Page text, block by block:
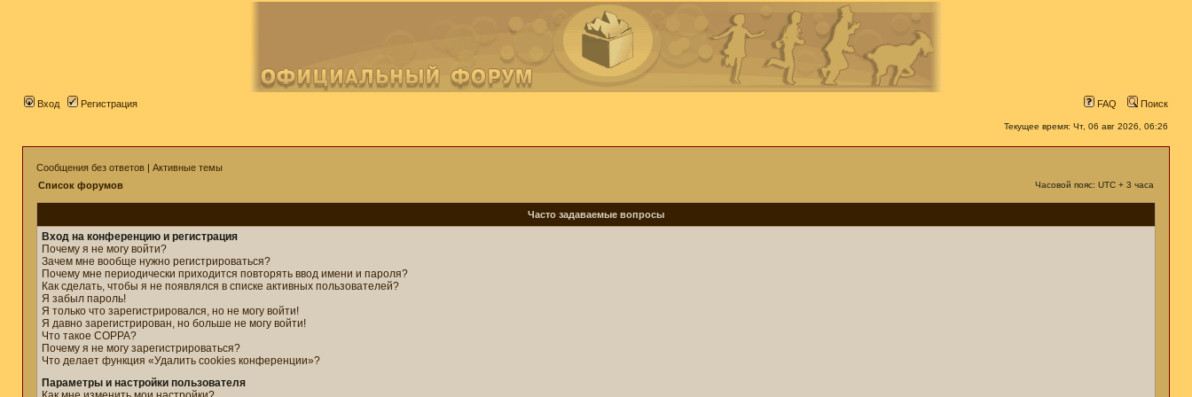
Вход Регистрация FAQ Поиск
Текущее время: Чт, 06 авг 2026, 06:26
Сообщения без ответов | Активные темы
Список форумов
Часовой пояс: UTC + 3 часа
Часто задаваемые вопросы
Вход на конференцию и регистрация
Почему я не могу войти?
Зачем мне вообще нужно регистрироваться?
Почему мне периодически приходится повторять ввод имени и пароля?
Как сделать, чтобы я не появлялся в списке активных пользователей?
Я забыл пароль!
Я только что зарегистрировался, но не могу войти!
Я давно зарегистрирован, но больше не могу войти!
Что такое COPPA?
Почему я не могу зарегистрироваться?
Что делает функция «Удалить cookies конференции»?
Параметры и настройки пользователя